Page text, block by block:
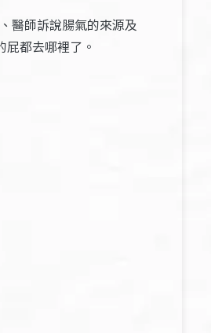
醫師訴說腸氣的來源及
都去哪裡了。